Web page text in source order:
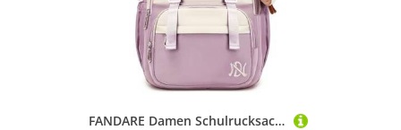
FANDARE Damen Schulrucksack Mädchen Teenager Rucksack Schule Junge Kinderrucksack Schultasche Daypack Tagesrucksack Uni Wasserdicht School Bag Lila